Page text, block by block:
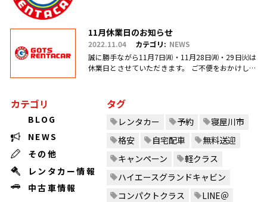
11月休業日のお知らせ
2022.11.04 カテゴリ: NEWS
誠に勝手ながら11月7日㈪・11月28日㈪・29日㈫は
休業日とさせていただきます。 ご不便をおかけしま
カテゴリ
BLOG
NEWS
その他
レンタカー情報
中古車情報
タグ
レンタカー 予約
寝屋川市
格安
自宅配車
無料送迎
キャンペーン
軽クラス
ハイエースグランドキャビン
コンパクトクラス
LINE＠